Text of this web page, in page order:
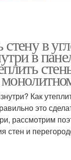
в
в
Как
это
рассмотрим
стен и